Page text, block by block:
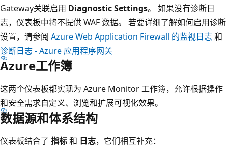
Gateway关联启用 Diagnostic Settings。 如果没有诊断日
志，仪表板中将不提供 WAF 数据。 若要详细了解如何启用诊断
设置，请参阅 Azure Web Application Firewall 的监视日志和
诊断日志 - Azure 应用程序网关
Azure工作簿
这两个仪表板都实现为 Azure Monitor 工作簿，允许根据操作
和安全需求自定义、浏览和扩展可视化效果。
数据源和体系结构
仪表板结合了 指标和 日志，它们相互补充：